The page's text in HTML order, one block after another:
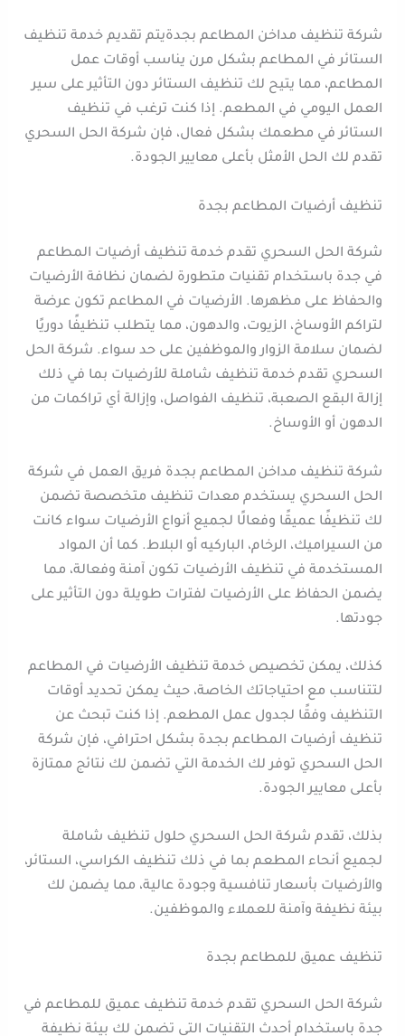
شركة تنظيف مداخن المطاعم بجدةيتم تقديم خدمة تنظيف
الستائر في المطاعم بشكل مرن يناسب أوقات عمل
المطاعم، مما يتيح لك تنظيف الستائر دون التأثير على سير
العمل اليومي في المطعم. إذا كنت ترغب في تنظيف
الستائر في مطعمك بشكل فعال، فإن شركة الحل السحري
تقدم لك الحل الأمثل بأعلى معايير الجودة.
تنظيف أرضيات المطاعم بجدة
شركة الحل السحري تقدم خدمة تنظيف أرضيات المطاعم
في جدة باستخدام تقنيات متطورة لضمان نظافة الأرضيات
والحفاظ على مظهرها. الأرضيات في المطاعم تكون عرضة
لتراكم الأوساخ، الزيوت، والدهون، مما يتطلب تنظيفًا دوريًا
لضمان سلامة الزوار والموظفين على حد سواء. شركة الحل
السحري تقدم خدمة تنظيف شاملة للأرضيات بما في ذلك
إزالة البقع الصعبة، تنظيف الفواصل، وإزالة أي تراكمات من
الدهون أو الأوساخ.
شركة تنظيف مداخن المطاعم بجدة فريق العمل في شركة
الحل السحري يستخدم معدات تنظيف متخصصة تضمن
لك تنظيفًا عميقًا وفعالًا لجميع أنواع الأرضيات سواء كانت
من السيراميك، الرخام، الباركيه أو البلاط. كما أن المواد
المستخدمة في تنظيف الأرضيات تكون آمنة وفعالة، مما
يضمن الحفاظ على الأرضيات لفترات طويلة دون التأثير على
جودتها.
كذلك، يمكن تخصيص خدمة تنظيف الأرضيات في المطاعم
لتتناسب مع احتياجاتك الخاصة، حيث يمكن تحديد أوقات
التنظيف وفقًا لجدول عمل المطعم. إذا كنت تبحث عن
تنظيف أرضيات المطاعم بجدة بشكل احترافي، فإن شركة
الحل السحري توفر لك الخدمة التي تضمن لك نتائج ممتازة
بأعلى معايير الجودة.
بذلك، تقدم شركة الحل السحري حلول تنظيف شاملة
لجميع أنحاء المطعم بما في ذلك تنظيف الكراسي، الستائر،
والأرضيات بأسعار تنافسية وجودة عالية، مما يضمن لك
بيئة نظيفة وآمنة للعملاء والموظفين.
تنظيف عميق للمطاعم بجدة
شركة الحل السحري تقدم خدمة تنظيف عميق للمطاعم في
جدة باستخدام أحدث التقنيات التي تضمن لك بيئة نظيفة